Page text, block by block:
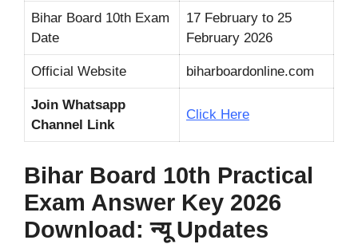
Bihar Board 10th Exam
Date
17 February to 25
February 2026
Official Website biharboardonline.com
Join Whatsapp
Channel Link
Click Here
Bihar Board 10th Practical
Exam Answer Key 2026
Download: न्यू Updates